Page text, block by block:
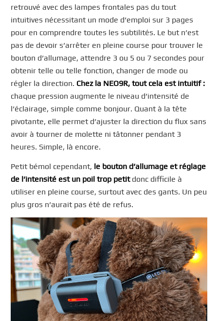
retrouvé avec des lampes frontales pas du tout
intuitives nécessitant un mode d’emploi sur 3 pages
pour en comprendre toutes les subtilités. Le but n’est
pas de devoir s’arrêter en pleine course pour trouver le
bouton d’allumage, attendre 3 ou 5 ou 7 secondes pour
obtenir telle ou telle fonction, changer de mode ou
régler la direction. Chez la NEO9R, tout cela est intuitif :
chaque pression augmente le niveau d’intensité de
l’éclairage, simple comme bonjour. Quant à la tête
pivotante, elle permet d’ajuster la direction du flux sans
avoir à tourner de molette ni tâtonner pendant 3
heures. Simple, là encore.
Petit bémol cependant, le bouton d’allumage et réglage
de l’intensité est un poil trop petitdonc difficile à
utiliser en pleine course, surtout avec des gants. Un peu
plus gros n’aurait pas été de refus.